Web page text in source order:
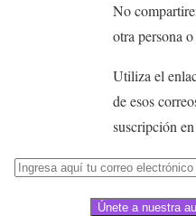
No
otra persona
Utiliza el
de esos
suscripción
Únete a nuestra